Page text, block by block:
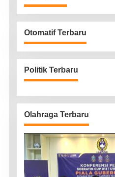
Otomatif Terbaru
Politik Terbaru
Olahraga Terbaru